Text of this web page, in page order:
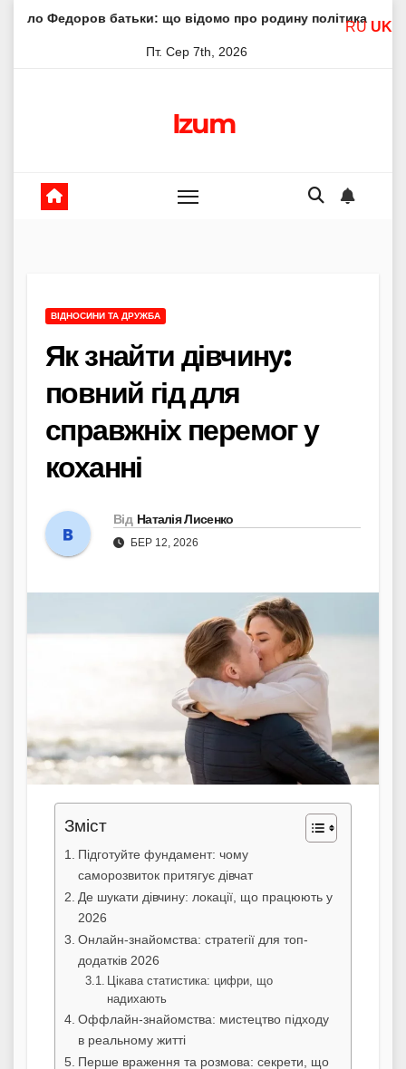
батьки: що відомо про родину політика Молитва
Пт. Сер 7th, 2026
Izum
ВІДНОСИНИ ТА ДРУЖБА
Як знайти дівчину:
повний гід для
справжніх перемог у
коханні
Від Наталія Лисенко
БЕР 12, 2026
Зміст
Підготуйте фундамент: чому
саморозвиток притягує дівчат
Де шукати дівчину: локації, що працюють у
2026
Онлайн-знайомства: стратегії для топ-
додатків 2026
Цікава статистика: цифри, що
надихають
Оффлайн-знайомства: мистецтво підходу
в реальному житті
Перше враження та розмова: секрети, що
RU UK